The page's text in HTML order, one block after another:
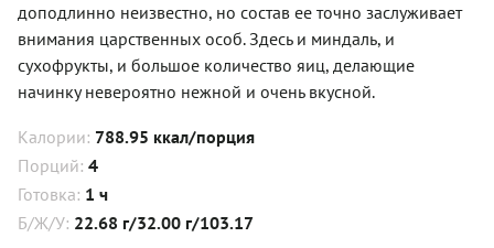
доподлинно неизвестно, но состав ее точно заслуживает
внимания царственных особ. Здесь и миндаль, и
сухофрукты, и большое количество яиц, делающие
начинку невероятно нежной и очень вкусной.
Калории: 788.95 ккал/порция
Порций: 4
Готовка: 1 ч
Б/Ж/У: 22.68 г/32.00 г/103.17